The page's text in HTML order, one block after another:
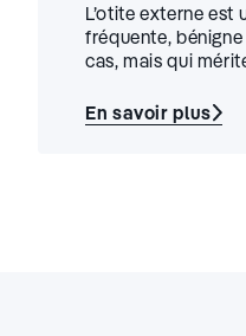
L’otite externe est
fréquente,
cas, mais qui
En savoir plus
: